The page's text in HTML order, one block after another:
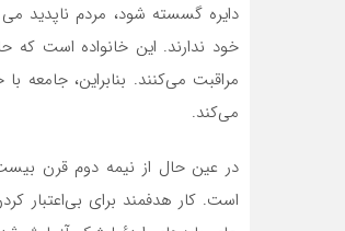
دایره گسسته شود، مردم ناپدید
خود ندارند. این خانواده است که
مراقبت می‌کنند. بنابراین،
می‌کند.
در عین حال از نیمه دوم قرن
است. کار هدفمند برای بی‌اعتبار